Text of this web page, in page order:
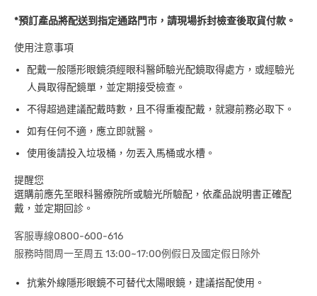
*預訂產品將配送到指定通路門市，請現場拆封檢查後取貨付款。
使用注意事項
配戴一般隱形眼鏡須經眼科醫師驗光配鏡取得處方，或經驗光
人員取得配鏡單，並定期接受檢查。
不得超過建議配戴時數，且不得重複配戴，就寢前務必取下。
如有任何不適，應立即就醫。
使用後請投入垃圾桶，勿丟入馬桶或水槽。
提醒您
選購前應先至眼科醫療院所或驗光所驗配，依產品說明書正確配
戴，並定期回診。
客服專線0800-600-616
服務時間周一至周五 13:00~17:00例假日及國定假日除外
抗紫外線隱形眼鏡不可替代太陽眼鏡，建議搭配使用。